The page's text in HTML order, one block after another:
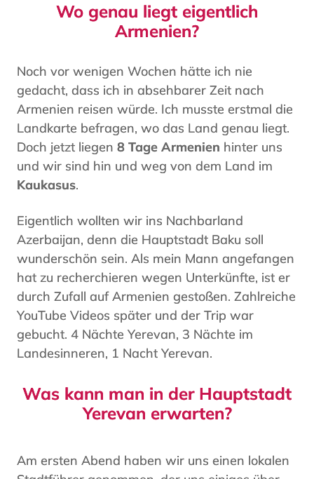
Wo genau liegt eigentlich
Armenien?
Noch vor wenigen Wochen hätte ich nie
gedacht, dass ich in absehbarer Zeit nach
Armenien reisen würde. Ich musste erstmal die
Landkarte befragen, wo das Land genau liegt.
Doch jetzt liegen 8 Tage Armenien hinter uns
und wir sind hin und weg von dem Land im
Kaukasus.
Eigentlich wollten wir ins Nachbarland
Azerbaijan, denn die Hauptstadt Baku soll
wunderschön sein. Als mein Mann angefangen
hat zu recherchieren wegen Unterkünfte, ist er
durch Zufall auf Armenien gestoßen. Zahlreiche
YouTube Videos später und der Trip war
gebucht. 4 Nächte Yerevan, 3 Nächte im
Landesinneren, 1 Nacht Yerevan.
Was kann man in der Hauptstadt
Yerevan erwarten?
Am ersten Abend haben wir uns einen lokalen